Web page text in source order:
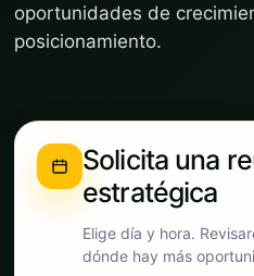
oportunidades de
posicionamiento.
Solicita una
estratégica
Elige día y hora.
dónde hay más